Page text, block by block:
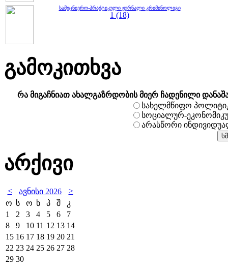
სამეცნიერო-პრაქტიკული ჟურნალი კრიმინოლიგი
1 (18)
გამოკითხვა
რა მიგაჩნიათ ახალგაზრდობის მიერ ჩადენილი
სახელმწიფო
სოციალურ-
არასწორი
არქივი
< ავნისი 2026
>
ო ს ო ხ პ შ
კ
1
2 3 4 5 6
7
8
9 10 11 12 13 14
15 16 17 18 19 20 21
22 23 24 25 26 27 28
29 30